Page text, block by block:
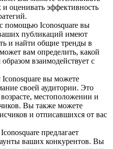
оценивать эффективность
помощью Iconosquare вы
публикаций имеют
и найти общие тренды в
вам определить, какой
взаимодействует с
вы можете
своей аудитории. Это
местоположении и
Вы также можете
и отписавшихся от вас
предлагает
ваших конкурентов. Вы